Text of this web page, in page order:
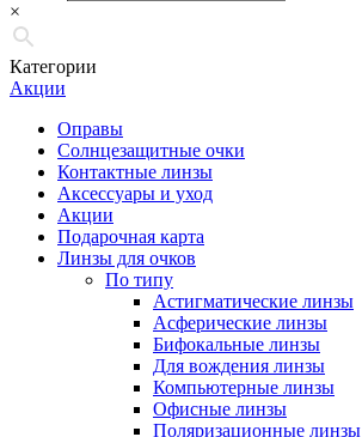
×
Категории
Акции
Оправы
Солнцезащитные очки
Контактные линзы
Аксессуары и уход
Акции
Подарочная карта
Линзы для очков
По типу
Астигматические линзы
Асферические линзы
Бифокальные линзы
Для вождения линзы
Компьютерные линзы
Офисные линзы
Поляризационные линзы